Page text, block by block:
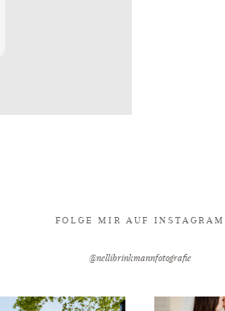
FOLGE MIR AUF INSTAGRAM
@nellibrinkmannfotografie